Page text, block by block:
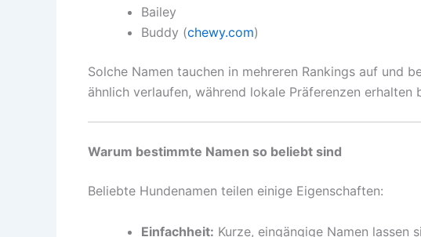
Bailey
Buddy (chewy.com)
Solche Namen tauchen in mehreren Rankings auf und
ähnlich verlaufen, während lokale Präferenzen erhalten
Warum bestimmte Namen so beliebt sind
Beliebte Hundenamen teilen einige Eigenschaften:
Einfachheit: Kurze, eingängige Namen lassen